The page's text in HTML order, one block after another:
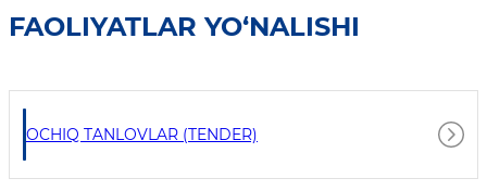
FAOLIYATLAR YO‘NALISHI
OCHIQ TANLOVLAR (TENDER)